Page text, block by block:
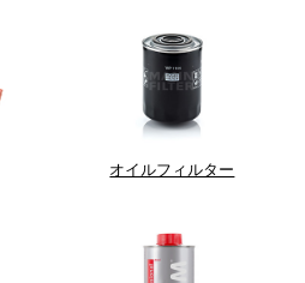
オイルフィルター